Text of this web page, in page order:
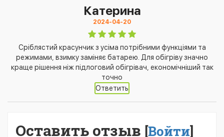
Катерина
2024-04-20
Сріблястий красунчик з усіма потрібними функціями та
режимами, взимку заміняє батарею. Для обігріву значно
краще рішення ніж підлоговий обігрівач, економічніший так
точно
Ответить
Оставить отзыв [Войти]